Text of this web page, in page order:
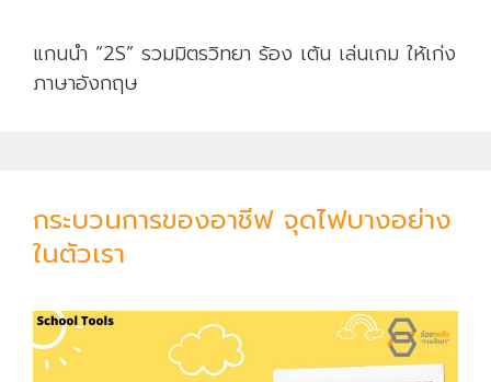
ย
ปี
แกนนำ “2S” รวมมิตรวิทยา ร้อง เต้น เล่นเกม ให้เก่ง
ภาษาอังกฤษ
กระบวนการของอาชีฟ จุดไฟบางอย่าง
ในตัวเรา